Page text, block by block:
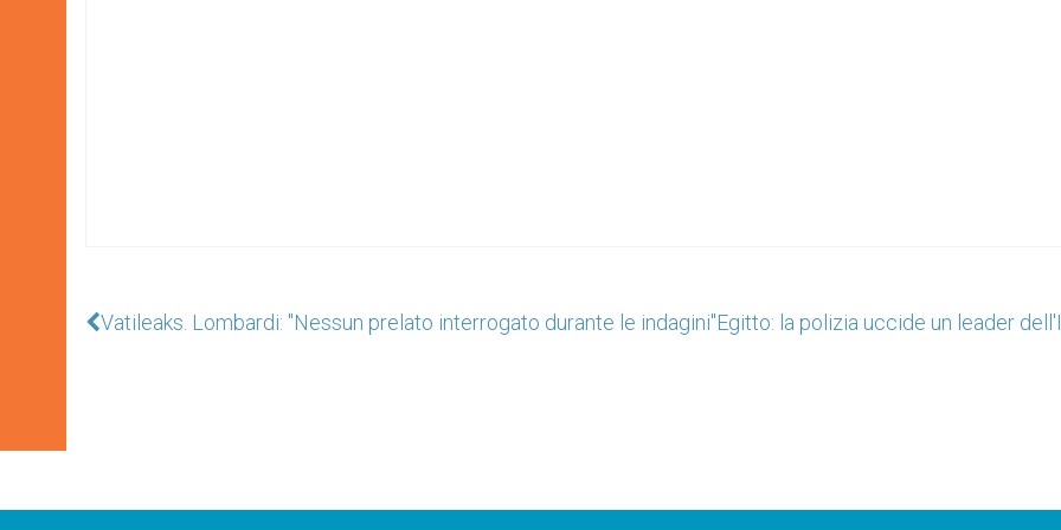
Vatileaks. Lombardi: "Nessun prelato interrogato durante le indagini"Egitto: la polizia uccide un leader